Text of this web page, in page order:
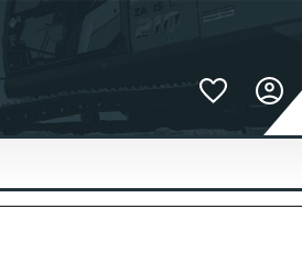
Favoriter